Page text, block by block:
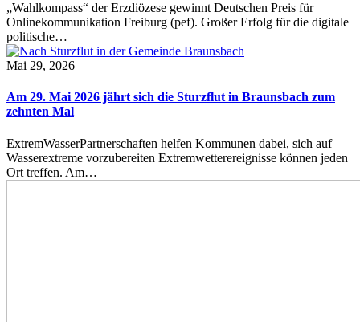
„Wahlkompass“ der Erzdiözese gewinnt Deutschen Preis für
Onlinekommunikation Freiburg (pef). Großer Erfolg für die digitale
politische…
Mai 29, 2026
Am 29. Mai 2026 jährt sich die Sturzflut in Braunsbach zum
zehnten Mal
ExtremWasserPartnerschaften helfen Kommunen dabei, sich auf
Wasserextreme vorzubereiten Extremwetterereignisse können jeden
Ort treffen. Am…